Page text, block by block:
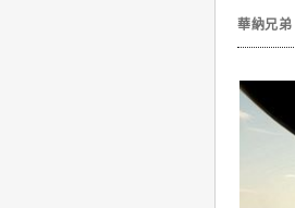
華納兄弟